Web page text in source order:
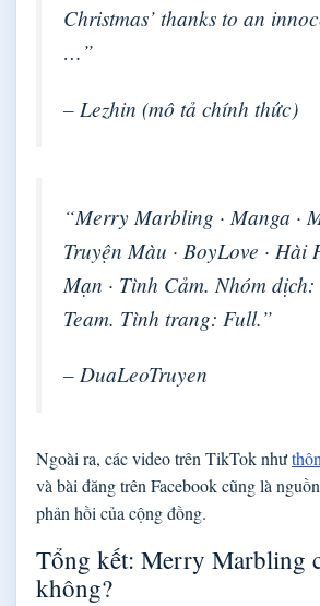
Christmas’ thanks to an
…”
– Lezhin (mô tả chính thức)
“Merry Marbling · Manga ·
Truyện Màu · BoyLove · Hài
Mạn · Tình Cảm. Nhóm
Team. Tình trang: Full.”
– DuaLeoTruyen
Ngoài ra, các video trên TikTok như
và bài đăng trên Facebook cũng là
phản hồi của cộng đồng.
Tổng kết: Merry Marbling
không?